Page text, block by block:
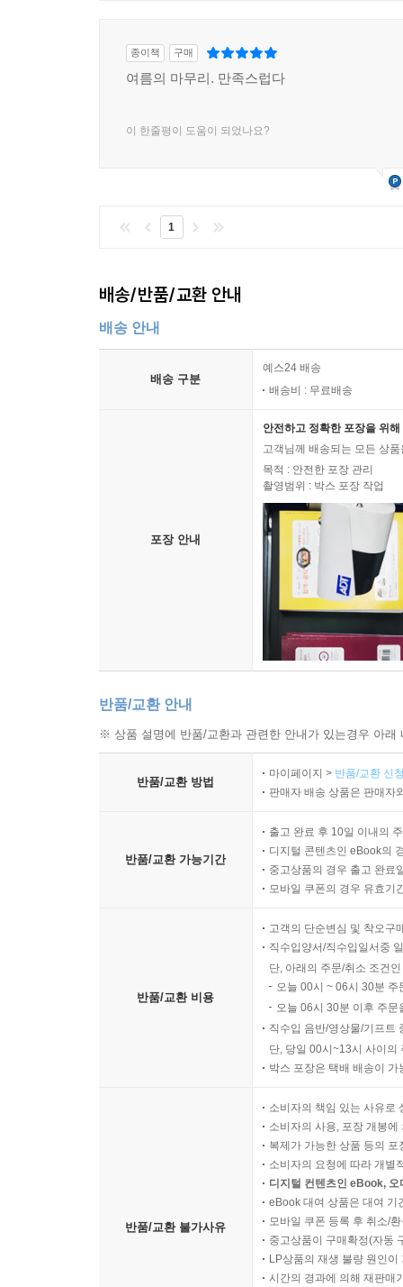
종이책 구매
여름의 마무리. 만족스럽다
이 한줄평이 도움이 되었나요?
1
배송/반품/교환 안내
배송 안내
배송 구분
예스24 배송
배송비 : 무료배송
포장 안내
안전하고 정확한 포장을 위
고객님께 배송되는 모든 상
목적 : 안전한 포장 관리
촬영범위 : 박스 포장 작업
반품/교환 안내
※ 상품 설명에 반품/교환과 관련한 안내가 있는경우 아
반품/교환 방법
마이페이지 > 반품/교환 신
판매자 배송 상품은 판매자
반품/교환 가능기간
출고 완료 후 10일 이내의
디지털 콘텐츠인 eBook의
중고상품의 경우 출고 완료
모바일 쿠폰의 경우 유효기
반품/교환 비용
고객의 단순변심 및 착오구
직수입양서/직수입일서중
단, 아래의 주문/취소 조건
오늘 00시 ~ 06시 30분
오늘 06시 30분 이후 주
직수입 음반/영상물/기프트
단, 당일 00시~13시 사이의
박스 포장은 택배 배송이
반품/교환 불가사유
소비자의 책임 있는 사유로
소비자의 사용, 포장 개봉
복제가 가능한 상품 등의
소비자의 요청에 따라 개별
디지털 컨텐츠인 eBook,
eBook 대여 상품은 대여 기
모바일 쿠폰 등록 후 취소/
중고상품이 구매확정(자동
LP상품의 재생 불량 원인
시간의 경과에 의해 재판매